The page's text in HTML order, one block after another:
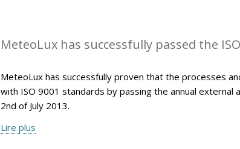
MeteoLux has successfully passed the
MeteoLux has successfully proven that the processes
with ISO 9001 standards by passing the annual external
2nd of July 2013.
Lire plus